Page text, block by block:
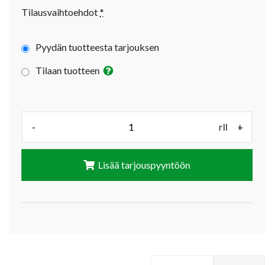
Tilausvaihtoehdot*
Pyydän tuotteesta tarjouksen
Tilaan tuotteen
- rll +
Lisää tarjouspyyntöön